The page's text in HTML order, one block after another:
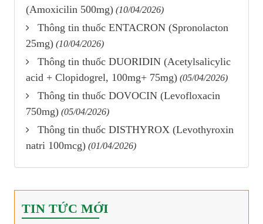
(Amoxicilin 500mg) (10/04/2026)
Thông tin thuốc ENTACRON (Spronolacton
25mg) (10/04/2026)
Thông tin thuốc DUORIDIN (Acetylsalicylic
acid + Clopidogrel, 100mg+ 75mg) (05/04/2026)
Thông tin thuốc DOVOCIN (Levofloxacin
750mg) (05/04/2026)
Thông tin thuốc DISTHYROX (Levothyroxin
natri 100mcg) (01/04/2026)
TIN TỨC MỚI